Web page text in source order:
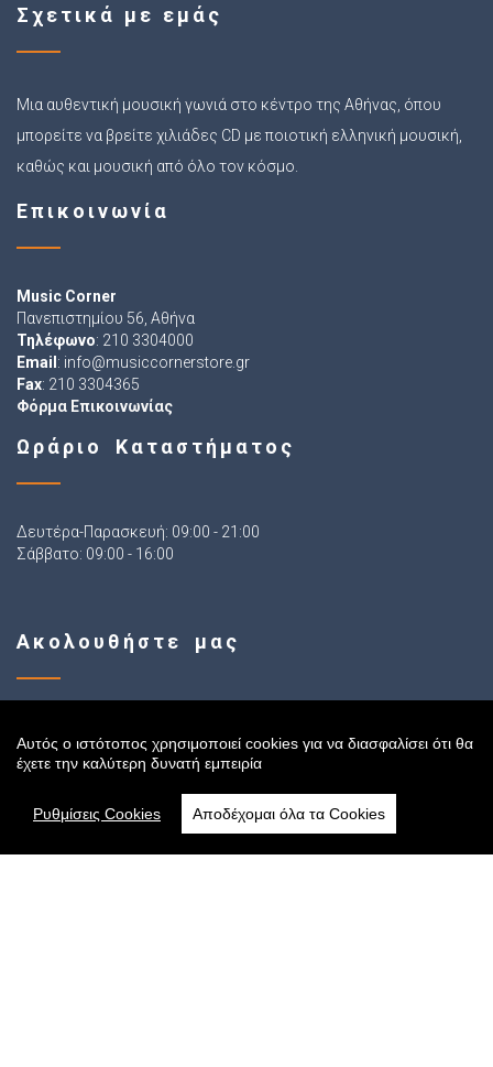
Σχετικά με εμάς
Μια αυθεντική μουσική γωνιά στο κέντρο της Αθήνας, όπου
μπορείτε να βρείτε χιλιάδες CD με ποιοτική ελληνική μουσική,
καθώς και μουσική από όλο τον κόσμο.
Επικοινωνία
Music Corner
Πανεπιστημίου 56, Αθήνα
Τηλέφωνο: 210 3304000
Email : info@musiccornerstore.gr
Fax: 210 3304365
Φόρμα Επικοινωνίας
Ωράριο Καταστήματος
Δευτέρα-Παρασκευή: 09:00 - 21:00
Σάββατο: 09:00 - 16:00
Ακολουθήστε μας
Sitemap
Αυτός ο ιστότοπος χρησιμοποιεί cookies για να διασφαλίσει ότι θα
έχετε την καλύτερη δυνατή εμπειρία
Ρυθμίσεις Cookies Αποδέχομαι όλα τα Cookies